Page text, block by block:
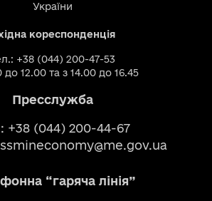
України
кореспонденція
+38 (044) 200-47-53
до 12.00 та з 14.00 до 16.45
Пресслужба
+38 (044) 200-44-67
“гаряча лінія”